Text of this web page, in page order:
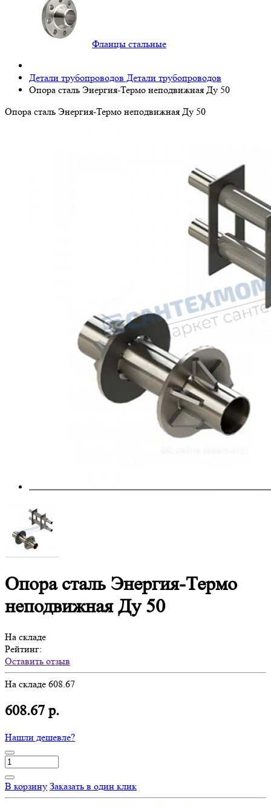
Фланцы стальные
Детали трубопроводов Детали трубопроводов
Опора сталь Энергия-Термо неподвижная Ду 50
Опора сталь Энергия-Термо неподвижная Ду 50
Опора сталь Энергия-Термо
неподвижная Ду 50
На складе
Рейтинг:
Оставить отзыв
На складе 608.67
608.67 р.
Нашли дешевле?
В корзину Заказать в один клик